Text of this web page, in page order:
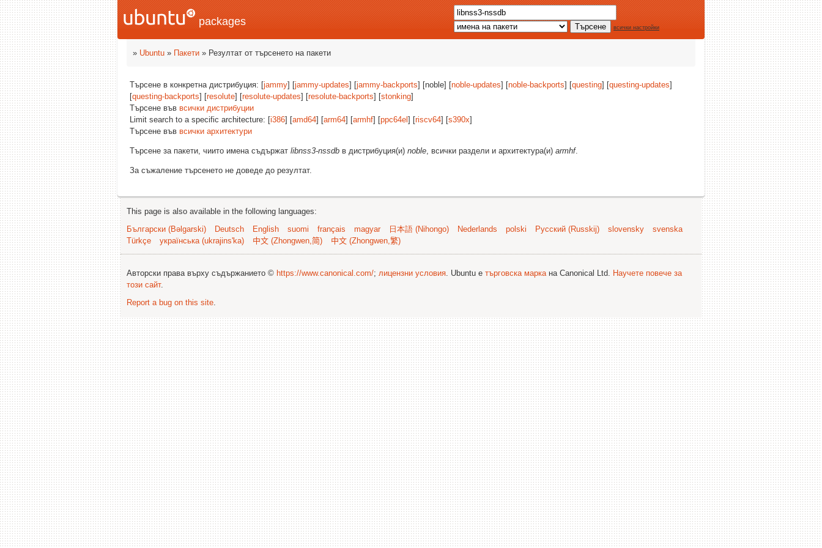
packages всички настройки
» Ubuntu » Пакети » Резултат от търсенето на пакети
Търсене в конкретна дистрибуция: [jammy] [jammy-updates] [jammy-backports] [noble] [noble-updates] [noble-backports] [questing] [questing-updates]
[questing-backports] [resolute] [resolute-updates] [resolute-backports] [stonking]
Търсене във всички дистрибуции
Limit search to a specific architecture: [i386] [amd64] [arm64] [armhf] [ppc64el ] [riscv64] [s390x]
Търсене във всички архитектури
Търсене за пакети, чиито имена съдържат libnss3-nssdb в дистрибуция(и) noble, всички раздели и архитектура(и) armhf.
За съжаление търсенето не доведе до резултат.
This page is also available in the following languages:
Български (Bəlgarski)
Deutsch English suomi français magyar 日本語 (Nihongo) Nederlands polski Русский (Russkij) slovensky
svenska
Türkçe
українська (ukrajins'ka) 中文 (Zhongwen,简) 中文 (Zhongwen,繁)
Авторски права върху съдържанието © https://www.canonical.com/; лицензни условия. Ubuntu е търговска маркана Canonical Ltd. Научете повече за
този сайт.
Report a bug on this site.